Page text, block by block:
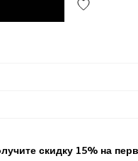
скидку 15% на